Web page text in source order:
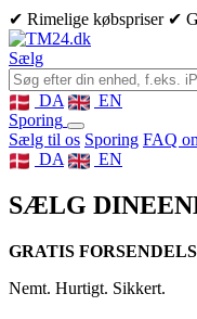
✔ Rimelige købspriser ✔
Sælg
DA
EN
Sporing
Sælg til os Sporing FAQ
DA
EN
SÆLG DINE
GRATIS
Nemt. Hurtigt. Sikkert.